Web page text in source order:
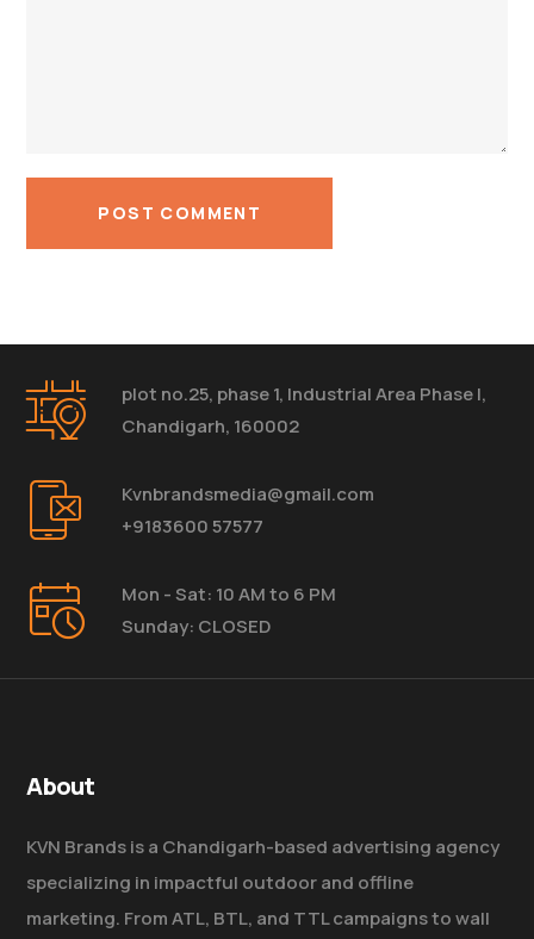
plot no.25, phase 1, Industrial Area Phase I,
Chandigarh, 160002
Kvnbrandsmedia@gmail.com
+9183600 57577
Mon - Sat: 10 AM to 6 PM
Sunday: CLOSED
About
KVN Brands is a Chandigarh-based advertising agency
specializing in impactful outdoor and offline
marketing. From ATL, BTL, and TTL campaigns to wall